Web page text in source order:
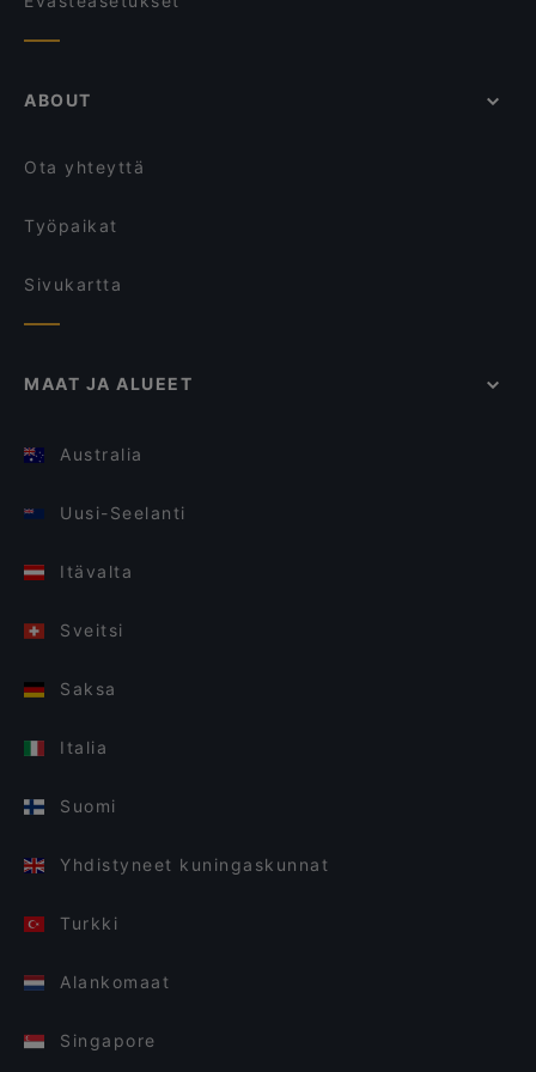
ABOUT
Ota yhteyttä
Työpaikat
Sivukartta
MAAT JA ALUEET
Australia
Uusi-Seelanti
Itävalta
Sveitsi
Saksa
Italia
Suomi
Yhdistyneet kuningaskunnat
Turkki
Alankomaat
Singapore